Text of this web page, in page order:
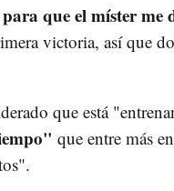
que el míster
victoria, así que
que está
que entre más